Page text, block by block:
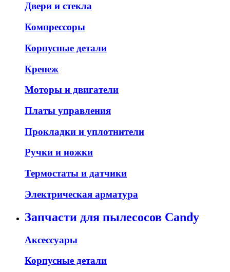
Двери и стекла
Компрессоры
Корпусные детали
Крепеж
Моторы и двигатели
Платы управления
Прокладки и уплотнители
Ручки и ножки
Термостаты и датчики
Электрическая арматура
Запчасти для пылесосов Candy
Аксессуары
Корпусные детали